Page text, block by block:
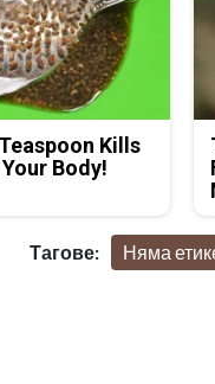
Kills
Body!
Тагове: Няма